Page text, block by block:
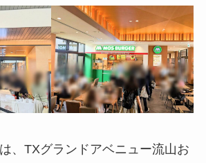
、TXグランドアベニュー流山お